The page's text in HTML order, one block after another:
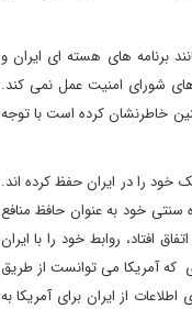
برنامه های هسته ای ایران و
شورای امنیت عمل نمی کند.
خاطرنشان کرده است با توجه
خود را در ایران حفظ کرده اند.
سنتی خود به عنوان حافظ منافع
افتاد، روابط خود را با ایران
که آمریکا می توانست از طریق
از ایران برای آمریکا به